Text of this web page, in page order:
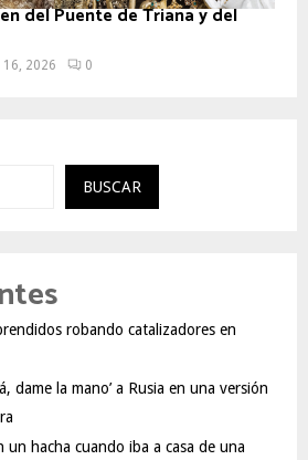
del Puente de Triana y del
2026 0
BUSCAR
robando catalizadores en
dame la mano’ a Rusia en una versión
un hacha cuando iba a casa de una